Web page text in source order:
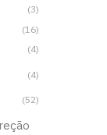
(3)
(16)
(4)
(4)
(52)